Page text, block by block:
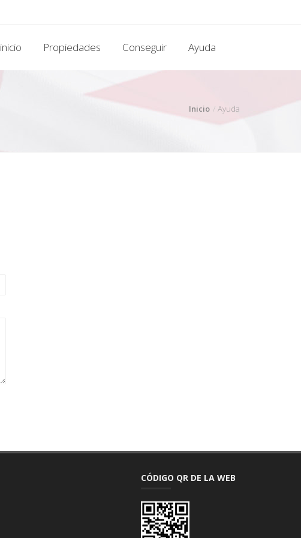
inicio Propiedades Conseguir Ayuda
Inicio Ayuda
CÓDIGO QR DE LA WEB